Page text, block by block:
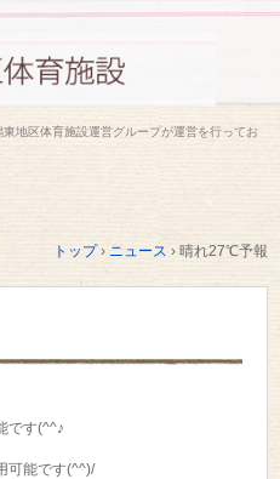
地区体育施設運営グループが運営を行ってお
トップ › ニュース › 晴れ27℃予報
です(^^♪
可能です(^^)/